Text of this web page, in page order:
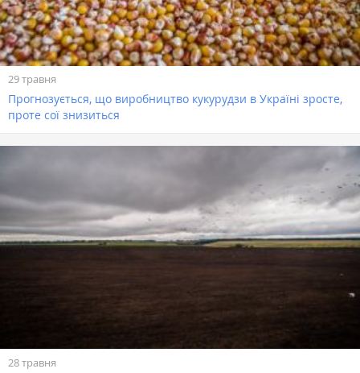
29 травня
Прогнозується, що виробництво кукурудзи в Україні зросте,
проте сої знизиться
28 травня